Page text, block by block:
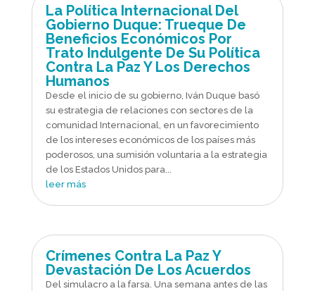
La Política Internacional Del
Gobierno Duque: Trueque De
Beneficios Económicos Por
Trato Indulgente De Su Política
Contra La Paz Y Los Derechos
Humanos
Desde el inicio de su gobierno, Iván Duque basó
su estrategia de relaciones con sectores de la
comunidad Internacional, en un favorecimiento
de los intereses económicos de los países más
poderosos, una sumisión voluntaria a la estrategia
de los Estados Unidos para...
leer más
Crímenes Contra La Paz Y
Devastación De Los Acuerdos
Del simulacro a la farsa. Una semana antes de las